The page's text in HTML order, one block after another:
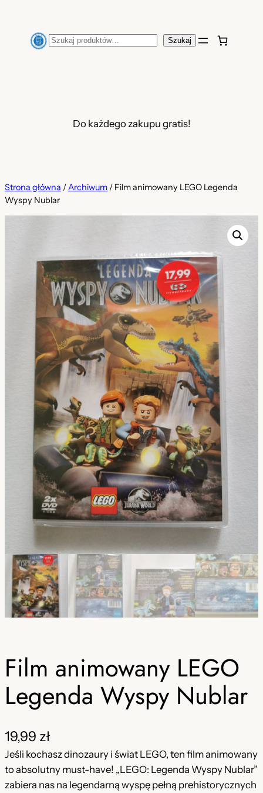
Szukaj Szukaj
Do każdego zakupu gratis!
Strona główna /Archiwum / Film animowany LEGO Legenda
Wyspy Nublar
Film animowany LEGO
Legenda Wyspy Nublar
19,99 zł
Jeśli kochasz dinozaury i świat LEGO, ten film animowany
to absolutny must-have! „LEGO: Legenda Wyspy Nublar”
zabiera nas na legendarną wyspę pełną prehistorycznych